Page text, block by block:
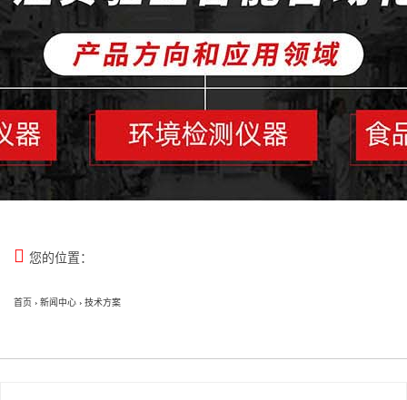
 您的位置：
首页 › 新闻中心 › 技术方案